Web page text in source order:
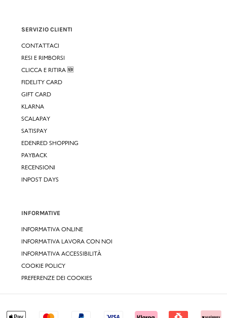
SERVIZIO CLIENTI
CONTATTACI
RESI E RIMBORSI
CLICCA E RITIRA 🆕
FIDELITY CARD
GIFT CARD
KLARNA
SCALAPAY
SATISPAY
EDENRED SHOPPING
PAYBACK
RECENSIONI
INPOST DAYS
INFORMATIVE
INFORMATIVA ONLINE
INFORMATIVA LAVORA CON NOI
INFORMATIVA ACCESSIBILITÀ
COOKIE POLICY
PREFERENZE DEI COOKIES